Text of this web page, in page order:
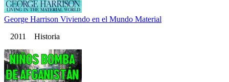
George Harrison Viviendo en el Mundo Material
2011 Historia